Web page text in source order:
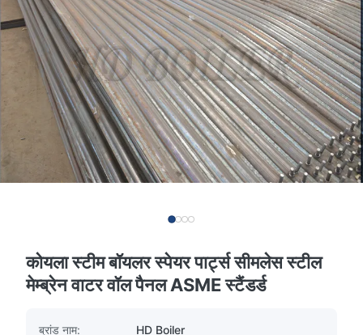
कोयला स्टीम बॉयलर स्पेयर पार्ट्स सीमलेस स्टील
मेम्ब्रेन वाटर वॉल पैनल ASME स्टैंडर्ड
ब्रांड नाम:
HD Boiler